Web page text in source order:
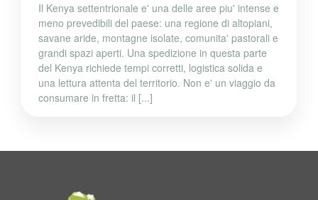
Il Kenya settentrionale e' una delle aree piu' intense e
meno prevedibili del paese: una regione di altopiani,
savane aride, montagne isolate, comunita' pastorali e
grandi spazi aperti. Una spedizione in questa parte
del Kenya richiede tempi corretti, logistica solida e
una lettura attenta del territorio. Non e' un viaggio da
consumare in fretta: il [...]